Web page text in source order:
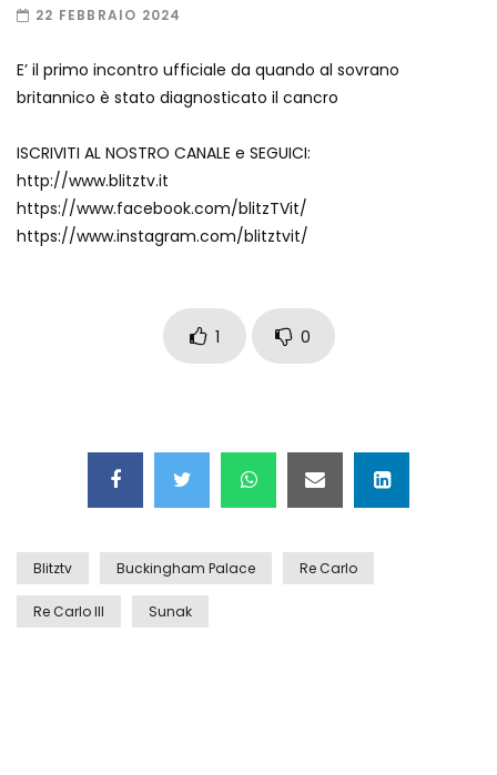
Record di baci in 30 secondi
Due navi USA si scontrano in mare
incidente
Grattacielo crolla per un incendio
22 FEBBRAIO 2024
E’ il primo incontro ufficiale da quando al sovrano
britannico è stato diagnosticato il cancro
ISCRIVITI AL NOSTRO CANALE e SEGUICI:
http://www.blitztv.it
https://www.facebook.com/blitzTVit/
https://www.instagram.com/blitztvit/
1 0
Blitztv Buckingham Palace Re Carlo
Re Carlo III Sunak